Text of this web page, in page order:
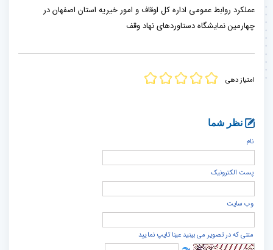
عملکرد روابط عمومی اداره کل اوقاف و امور خیریه استان اصفهان در
چهارمین نمایشگاه دستاوردهای نهاد وقف
امتیاز دهی
نظر شما
نام
پست الكترونيک
وب سایت
متنی که در تصویر می بینید عینا تایپ نمایید